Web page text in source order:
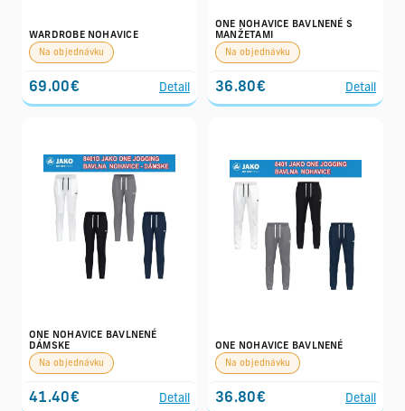
WARDROBE NOHAVICE
Na objednávku
69.00€ Detail
ONE NOHAVICE BAVLNENÉ S
MANŽETAMI
Na objednávku
36.80€ Detail
ONE NOHAVICE BAVLNENÉ
DÁMSKE
Na objednávku
41.40€ Detail
ONE NOHAVICE BAVLNENÉ
Na objednávku
36.80€ Detail